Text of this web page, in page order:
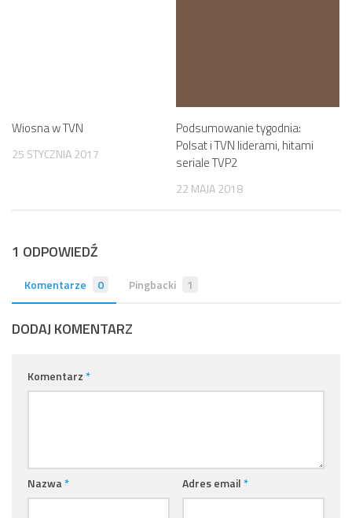
Wiosna w TVN
25 STYCZNIA 2017
Podsumowanie tygodnia:
Polsat i TVN liderami, hitami
seriale TVP2
22 MAJA 2018
1 ODPOWIEDŹ
Komentarze 0 Pingbacki 1
DODAJ KOMENTARZ
Komentarz*
Nazwa* Adres email*